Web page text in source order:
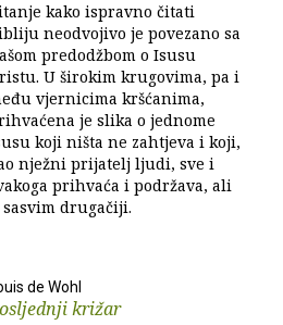
kako ispravno čitati
neodvojivo je povezano sa
predodžbom o Isusu
U širokim krugovima, pa i
vjernicima kršćanima,
je slika o jednome
koji ništa ne zahtjeva i koji,
nježni prijatelj ljudi, sve i
prihvaća i podržava, ali
drugačiji.
de Wohl
križar